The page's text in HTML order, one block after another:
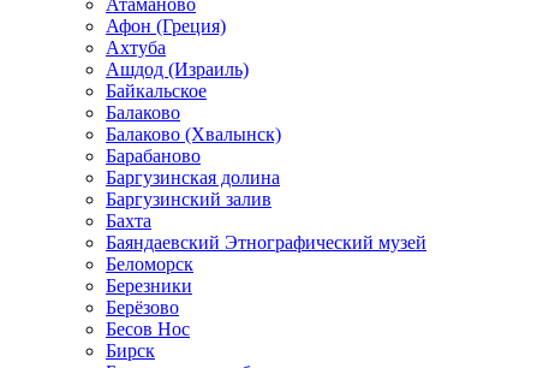
Атаманово
Афон (Греция)
Ахтуба
Ашдод (Израиль)
Байкальское
Балаково
Балаково (Хвалынск)
Барабаново
Баргузинская долина
Баргузинский залив
Бахта
Баяндаевский Этнографический музей
Беломорск
Березники
Берёзово
Бесов Нос
Бирск